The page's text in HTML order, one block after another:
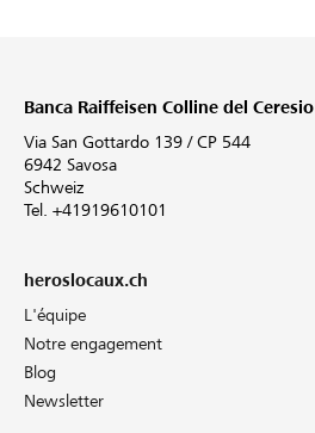
Banca Raiffeisen Colline del Ceresio
Via San Gottardo 139 / CP 544
6942 Savosa
Schweiz
Tel. +41919610101
heroslocaux.ch
L'équipe
Notre engagement
Blog
Newsletter